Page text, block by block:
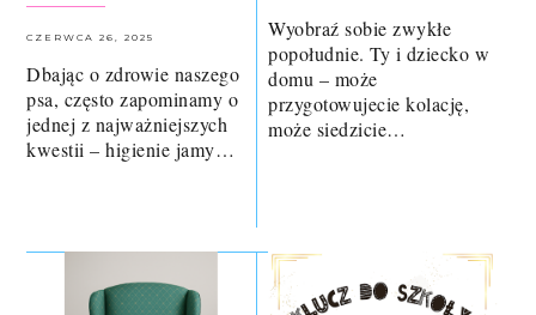
CZERWCA 26, 2025
Dbając o zdrowie naszego
psa, często zapominamy o
jednej z najważniejszych
kwestii – higienie jamy…
Wyobraź sobie zwykłe
popołudnie. Ty i dziecko w
domu – może
przygotowujecie kolację,
może siedzicie…